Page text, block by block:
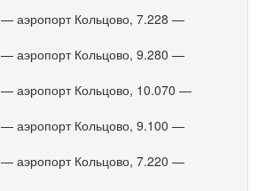
— аэропорт Кольцово, 7.228 —
— аэропорт Кольцово, 9.280 —
— аэропорт Кольцово, 10.070 —
— аэропорт Кольцово, 9.100 —
— аэропорт Кольцово, 7.220 —